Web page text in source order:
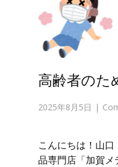
高齢者のた
2025年8月5日
こんにちは！山
品専門店「加賀